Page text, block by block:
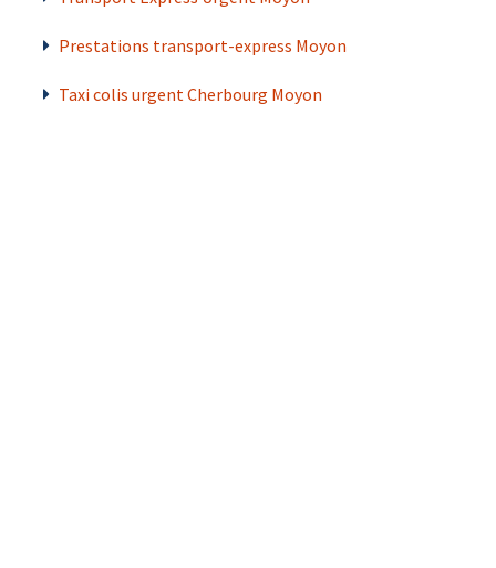
Prestations transport-express Moyon
Taxi colis urgent Cherbourg Moyon